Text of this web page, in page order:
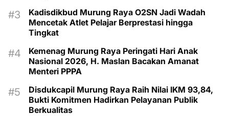
Kadisdikbud Murung Raya O2SN Jadi Wadah
Mencetak Atlet Pelajar Berprestasi hingga
Tingkat
Kemenag Murung Raya Peringati Hari Anak
Nasional 2026, H. Maslan Bacakan Amanat
Menteri PPPA
Disdukcapil Murung Raya Raih Nilai IKM 93,84,
Bukti Komitmen Hadirkan Pelayanan Publik
Berkualitas